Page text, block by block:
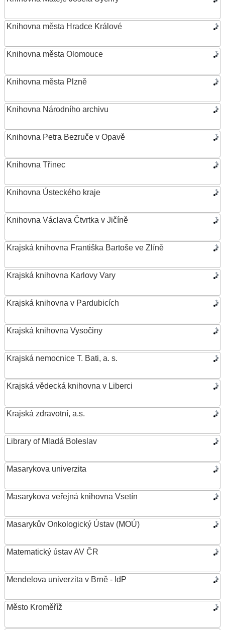
Knihovna města Hradce Králové
Knihovna města Olomouce
Knihovna města Plzně
Knihovna Národního archivu
Knihovna Petra Bezruče v Opavě
Knihovna Třinec
Knihovna Ústeckého kraje
Knihovna Václava Čtvrtka v Jičíně
Krajská knihovna Františka Bartoše ve Zlíně
Krajská knihovna Karlovy Vary
Krajská knihovna v Pardubicích
Krajská knihovna Vysočiny
Krajská nemocnice T. Bati, a. s.
Krajská vědecká knihovna v Liberci
Krajská zdravotní, a.s.
Library of Mladá Boleslav
Masarykova univerzita
Masarykova veřejná knihovna Vsetín
Masarykův Onkologický Ústav (MOÚ)
Matematický ústav AV ČR
Mendelova univerzita v Brně - IdP
Město Kroměříž